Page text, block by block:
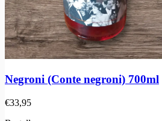
Negroni (Conte negroni) 700ml
€33,95